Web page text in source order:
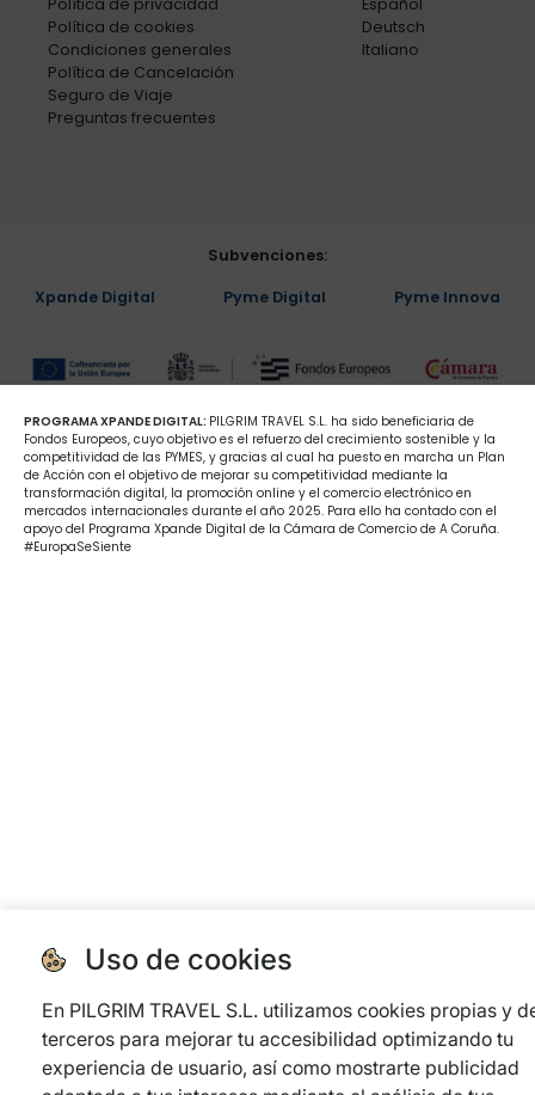
Política de privacidad
Política de cookies
Condiciones generales
Política de Cancelación
Seguro de Viaje
Preguntas frecuentes
Español
Deutsch
Italiano
Subvenciones:
Xpande Digital Pyme Digital Pyme Innova
PROGRAMA XPANDE DIGITAL: PILGRIM TRAVEL S.L. ha sido beneficiaria de
Fondos Europeos, cuyo objetivo es el refuerzo del crecimiento sostenible y la
competitividad de las PYMES, y gracias al cual ha puesto en marcha un Plan
de Acción con el objetivo de mejorar su competitividad mediante la
transformación digital, la promoción online y el comercio electrónico en
mercados internacionales durante el año 2025. Para ello ha contado con el
apoyo del Programa Xpande Digital de la Cámara de Comercio de A Coruña.
#EuropaSeSiente
Uso de cookies
En PILGRIM TRAVEL S.L. utilizamos cookies propias y
terceros para mejorar tu accesibilidad optimizando tu
experiencia de usuario, así como mostrarte publicidad